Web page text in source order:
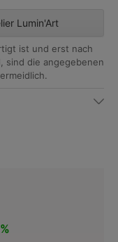
Lumin'Art
ist und erst nach
sind die angegebenen